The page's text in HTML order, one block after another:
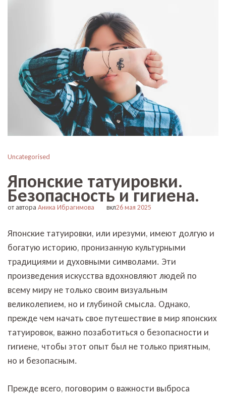
Uncategorised
Японские татуировки.
Безопасность и гигиена.
от автора Аника Ибрагимова вкл26 мая 2025
Японские татуировки, или ирезуми, имеют долгую и
богатую историю, пронизанную культурными
традициями и духовными символами. Эти
произведения искусства вдохновляют людей по
всему миру не только своим визуальным
великолепием, но и глубиной смысла. Однако,
прежде чем начать свое путешествие в мир японских
татуировок, важно позаботиться о безопасности и
гигиене, чтобы этот опыт был не только приятным,
но и безопасным.
Прежде всего, поговорим о важности выброса